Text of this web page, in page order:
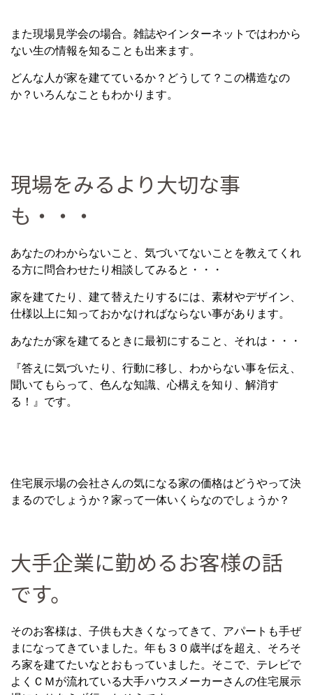
また現場見学会の場合。雑誌やインターネットではわから
ない生の情報を知ることも出来ます。
どんな人が家を建てているか？どうして？この構造なの
か？いろんなこともわかります。
現場をみるより大切な事
も・・・
あなたのわからないこと、気づいてないことを教えてくれ
る方に問合わせたり相談してみると・・・
家を建てたり、建て替えたりするには、素材やデザイン、
仕様以上に知っておかなければならない事があります。
あなたが家を建てるときに最初にすること、それは・・・
『答えに気づいたり、行動に移し、わからない事を伝え、
聞いてもらって、色んな知識、心構えを知り、解消す
る！』です。
住宅展示場の会社さんの気になる家の価格はどうやって決
まるのでしょうか？家って一体いくらなのでしょうか？
大手企業に勤めるお客様の話
です。
そのお客様は、子供も大きくなってきて、アパートも手ぜ
まになってきていました。年も３０歳半ばを超え、そろそ
ろ家を建てたいなとおもっていました。そこで、テレビで
よくＣＭが流れている大手ハウスメーカーさんの住宅展示